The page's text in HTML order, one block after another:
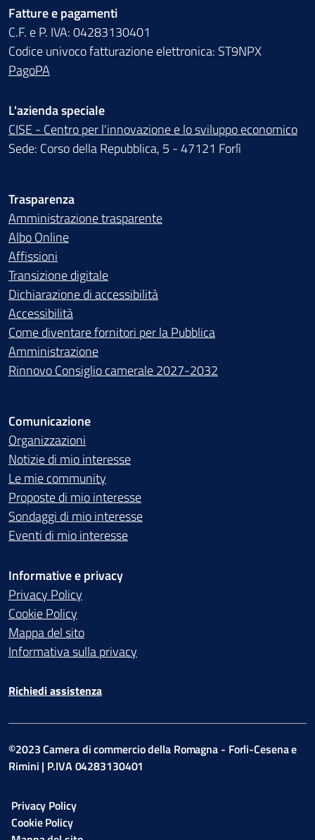
Fatture e pagamenti
C.F. e P. IVA: 04283130401
Codice univoco fatturazione elettronica: ST9NPX
PagoPA
L'azienda speciale
CISE - Centro per l'innovazione e lo sviluppo economico
Sede: Corso della Repubblica, 5 - 47121 Forlì
Trasparenza
Amministrazione trasparente
Albo Online
Affissioni
Transizione digitale
Dichiarazione di accessibilità
Accessibilità
Come diventare fornitori per la Pubblica
Amministrazione
Rinnovo Consiglio camerale 2027-2032
Comunicazione
Organizzazioni
Notizie di mio interesse
Le mie community
Proposte di mio interesse
Sondaggi di mio interesse
Eventi di mio interesse
Informative e privacy
Privacy Policy
Cookie Policy
Mappa del sito
Informativa sulla privacy
Richiedi assistenza
©2023 Camera di commercio della Romagna - Forli-Cesena e
Rimini | P.IVA 04283130401
Privacy Policy
Cookie Policy